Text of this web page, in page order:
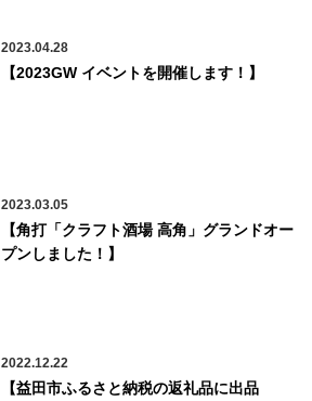
2023.04.28
【2023GW イベントを開催します！】
2023.03.05
【角打「クラフト酒場 高角」グランドオー
プンしました！】
2022.12.22
【益田市ふるさと納税の返礼品に出品